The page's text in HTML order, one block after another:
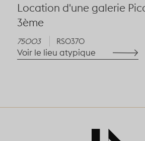
Location d'une galerie
3ème
75003 RS0370
Voir le lieu atypique